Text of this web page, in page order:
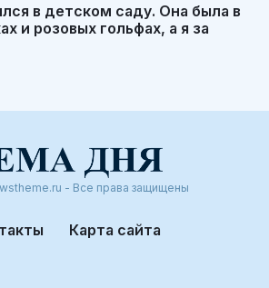
в детском саду. Она была в
и розовых гольфах, а я за
- Все права защищены
Карта сайта